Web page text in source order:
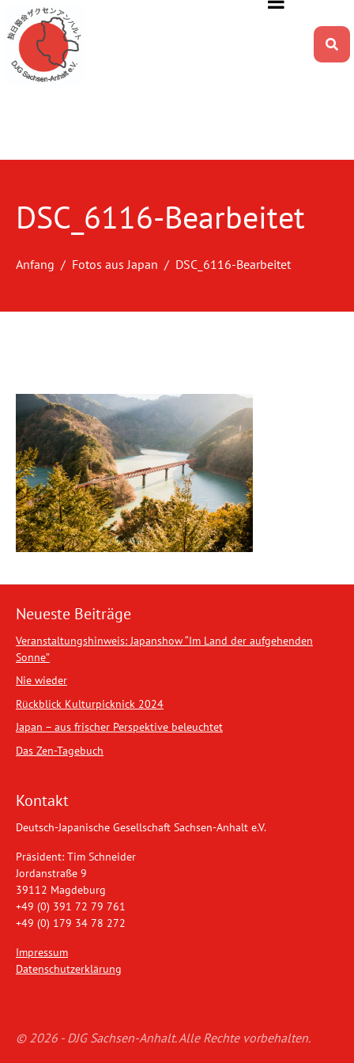
DSC_6116-Bearbeitet
Anfang Fotos aus Japan DSC_6116-Bearbeitet
Neueste Beiträge
Veranstaltungshinweis: Japanshow “Im Land der aufgehenden
Sonne”
Nie wieder
Rückblick Kulturpicknick 2024
Japan – aus frischer Perspektive beleuchtet
Das Zen-Tagebuch
Kontakt
Deutsch-Japanische Gesellschaft Sachsen-Anhalt e.V.
Präsident: Tim Schneider
Jordanstraße 9
39112 Magdeburg
+49 (0) 391 72 79 761
+49 (0) 179 34 78 272
Impressum
Datenschutzerklärung
© 2026 - DJG Sachsen-Anhalt. Alle Rechte vorbehalten.